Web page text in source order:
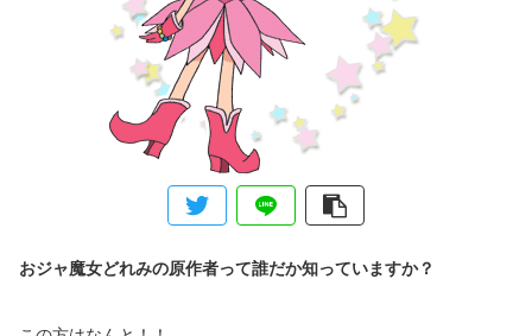
おジャ魔女どれみの原作者って誰だか知っていますか？